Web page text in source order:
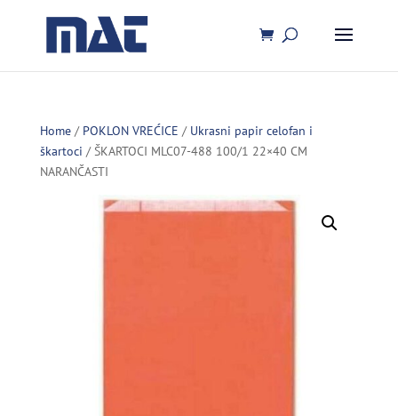
Home/ POKLON VREĆICE / Ukrasni papir celofan i
škartoci / ŠKARTOCI MLC07-488 100/1 22×40 CM
NARANČASTI